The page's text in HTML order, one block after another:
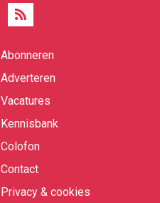
Abonneren
Adverteren
Vacatures
Kennisbank
Colofon
Contact
Privacy & cookies